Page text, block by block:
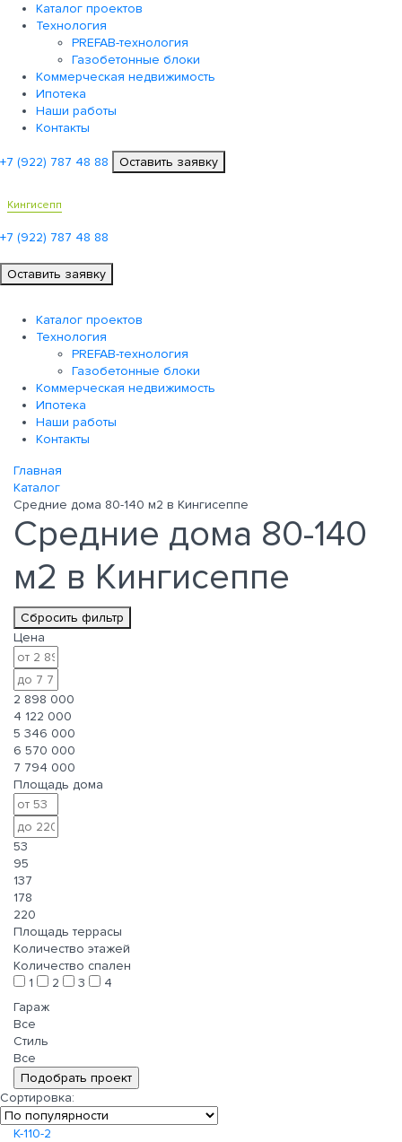
Каталог проектов
Технология
PREFAB-технология
Газобетонные блоки
Коммерческая недвижимость
Ипотека
Наши работы
Контакты
+7 (922) 787 48 88 Оставить заявку
Кингисепп
+7 (922) 787 48 88
Оставить заявку
Каталог проектов
Технология
PREFAB-технология
Газобетонные блоки
Коммерческая недвижимость
Ипотека
Наши работы
Контакты
Главная
Каталог
Средние дома 80-140 м2 в Кингисеппе
Средние дома 80-140
м2 в Кингисеппе
Сбросить фильтр
Цена
2 898 000
4 122 000
5 346 000
6 570 000
7 794 000
Площадь дома
53
95
137
178
220
Площадь террасы
Количество этажей
Количество спален
1
2 3
4
Гараж
Все
Стиль
Все
Сортировка:
К-110-2